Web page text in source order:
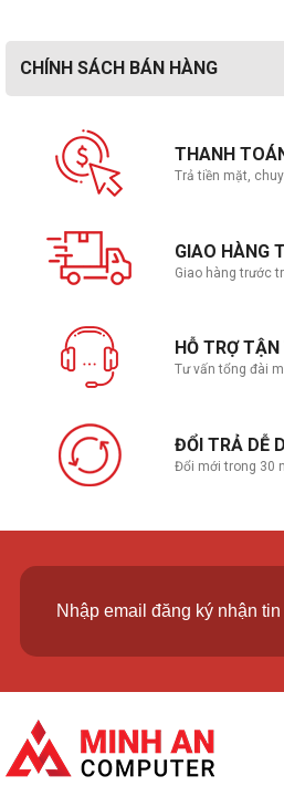
CHÍNH SÁCH BÁN HÀNG
THANH
Trả tiền mặt,
GIAO HÀNG
Giao hàng trước
HỖ TRỢ TẬN
Tư vấn tổng đài
ĐỔI TRẢ DỄ
Đổi mới trong 30